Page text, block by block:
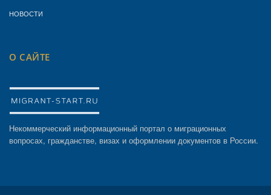
НОВОСТИ
О САЙТЕ
Некоммерческий информационный портал о миграционных
вопросах, гражданстве, визах и оформлении документов в России.